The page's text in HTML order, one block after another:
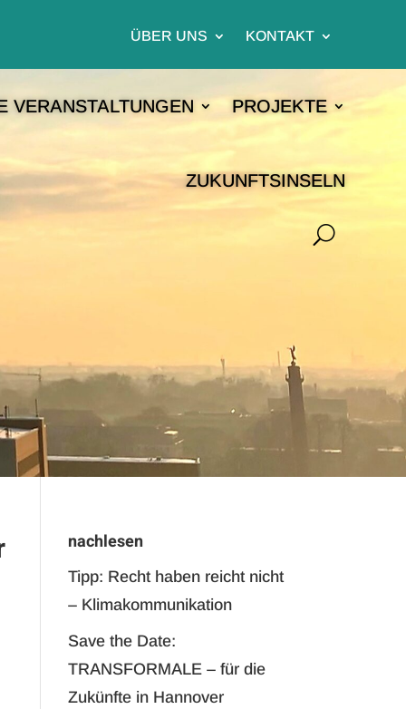
ÜBER UNS KONTAKT
VERANSTALTUNGEN PROJEKTE
ZUKUNFTSINSELN
nachlesen
Tipp: Recht haben reicht nicht
– Klimakommunikation
Save the Date:
TRANSFORMALE – für die
Zukünfte in Hannover